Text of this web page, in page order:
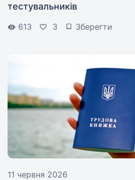
тестувальників
613 3 Зберегти
11 червня 2026